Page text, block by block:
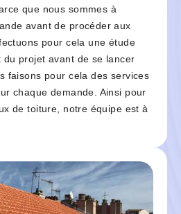
que nous sommes à
avant de procéder aux
pour cela une étude
projet avant de se lancer
faisons pour cela des services
chaque demande. Ainsi pour
de toiture, notre équipe est à